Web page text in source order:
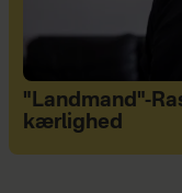
"Landmand"-
kærlighed